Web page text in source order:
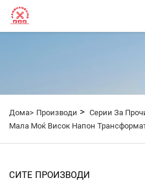
Производи
За Нас
Дома> Производи > Серии За
Мала Моќ Висок Напон
СИТЕ ПРОИЗВОДИ